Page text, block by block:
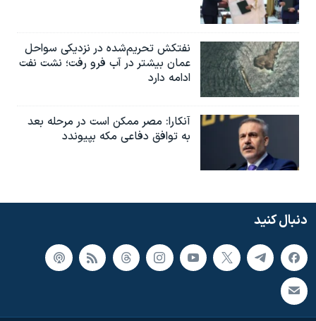
نفتکش تحریم‌شده در نزدیکی سواحل
عمان بیشتر در آب فرو رفت؛ نشت نفت
ادامه دارد
آنکارا: مصر ممکن است در مرحله بعد
به توافق دفاعی مکه بپیوندد
دنبال کنید